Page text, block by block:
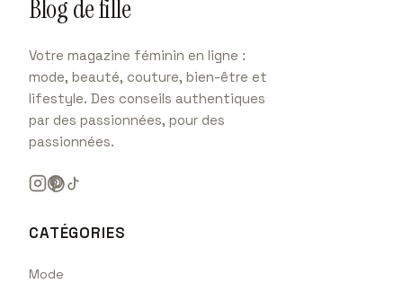
Blog de fille
Votre magazine féminin en ligne :
mode, beauté, couture, bien-être et
lifestyle. Des conseils authentiques
par des passionnées, pour des
passionnées.
CATÉGORIES
Mode